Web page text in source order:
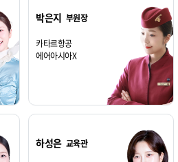
박은지 부원장
카타르항공
에어아시아X
하성은 교육관